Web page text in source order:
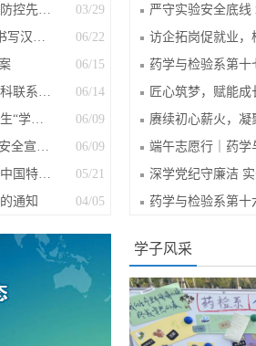
03/29
药学与检验系关于表彰疫情防控先锋等荣...
06/22
关于举办 2021 年学生规范书写汉字大赛...
06/15
06/14
菏泽医专关于组织在全省社科联系统开展...
06/09
关于组织开展第六届全省学生“学宪法 讲...
06/09
关于组织开展“同心防溺水”安全宣传教...
05/21
关于组织参加习近平新时代中国特色社会...
04/05
通知
学子风采